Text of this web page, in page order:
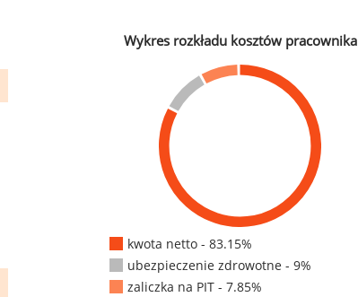
Wykres rozkładu kosztów pracownika
kwota netto - 83.15%
ubezpieczenie zdrowotne - 9%
zaliczka na PIT - 7.85%